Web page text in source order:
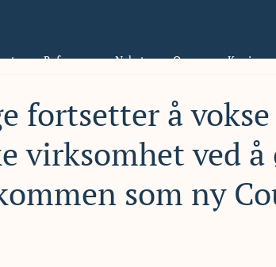
Referanser Nyheter Om oss Karriere
fortsetter å
virksomhet ved å
som ny